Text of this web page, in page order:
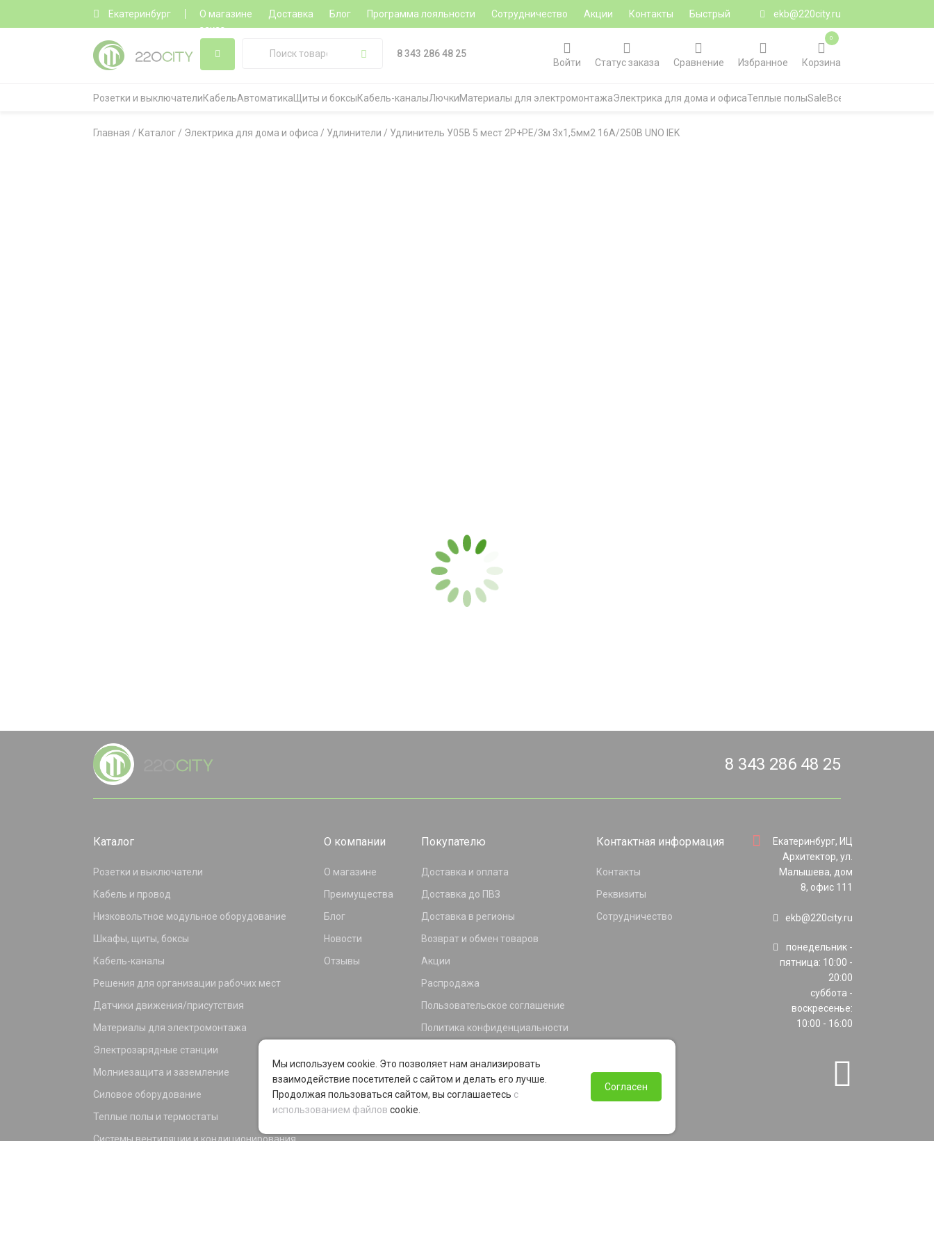
Екатеринбург О магазине Доставка Блог Программа лояльности Сотрудничество Акции Контакты
Быстрый
заказ
ekb@220city.ru
8 343 286 48 25
Войти
Статус заказа Сравнение Избранное Корзина
0
Розетки и выключателиКабельАвтоматика Щиты и боксыКабель-каналыЛючкиМатериалы для электромонтажаЭлектрика для дома и офисаТеплые полыSaleВсе категории
Главная / Каталог / Электрика для дома и офиса / Удлинители / Удлинитель У05В 5 мест 2P+PE/3м 3х1,5мм2 16А/250В UNO IEK
8 343 286 48 25
Каталог
Розетки и выключатели
Кабель и провод
Низковольтное модульное оборудование
Шкафы, щиты, боксы
Кабель-каналы
Решения для организации рабочих мест
Датчики движения/присутствия
Материалы для электромонтажа
Электрозарядные станции
Молниезащита и заземление
Силовое оборудование
Теплые полы и термостаты
Системы вентиляции и кондиционирования
О компании
О магазине
Преимущества
Блог
Новости
Отзывы
Покупателю
Доставка и оплата
Доставка до ПВЗ
Доставка в регионы
Возврат и обмен товаров
Акции
Распродажа
Пользовательское соглашение
Политика конфиденциальности
Программа лояльности
Контактная информация
Контакты
Реквизиты
Сотрудничество
Екатеринбург, ИЦ
Архитектор, ул.
Малышева, дом
8, офис 111
ekb@220city.ru
понедельник -
пятница: 10:00 -
20:00
суббота -
воскресенье:
10:00 - 16:00
Мы используем cookie. Это позволяет нам анализировать
взаимодействие посетителей с сайтом и делать его лучше.
Продолжая пользоваться сайтом, вы соглашаетесь с
использованием файлов cookie.
Согласен